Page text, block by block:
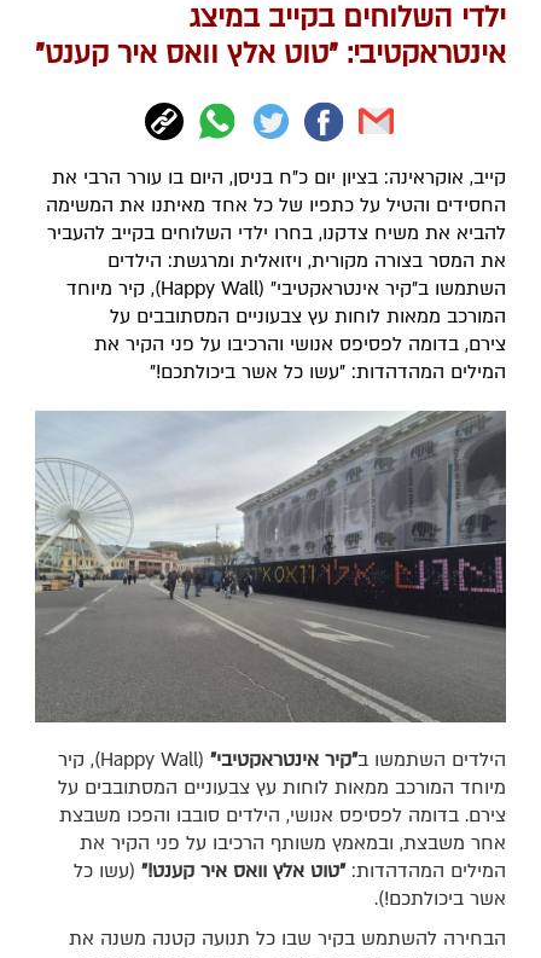
ילדי השלוחים בקייב במיצג
אינטראקטיבי: "טוט אלץ וואס איר קענט"
קייב, אוקראינה: בציון יום כ"ח בניסן, היום בו עורר הרבי את
החסידים והטיל על כתפיו של כל אחד מאיתנו את המשימה
להביא את משיח צדקנו, בחרו ילדי השלוחים בקייב להעביר
את המסר בצורה מקורית, ויזואלית ומרגשת: הילדים
השתמשו ב"קיר אינטראקטיבי" (Happy Wall), קיר מיוחד
המורכב ממאות לוחות עץ צבעוניים המסתובבים על
צירם, בדומה לפסיפס אנושי והרכיבו על פני הקיר את
המילים המהדהדות: "עשו כל אשר ביכולתכם!"
הילדים השתמשו ב"קיר אינטראקטיבי"
(Happy Wall), קיר
מיוחד המורכב ממאות לוחות עץ צבעוניים המסתובבים על
צירם. בדומה לפסיפס אנושי, הילדים סובבו והפכו משבצת
אחר משבצת, ובמאמץ משותף הרכיבו על פני הקיר את
המילים המהדהדות:"טוט אלץ וואס איר קענט!" (עשו כל
אשר ביכולתכם!).
הבחירה להשתמש בקיר שבו כל תנועה קטנה משנה את